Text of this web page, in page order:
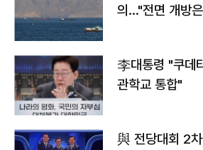
의…"전면 개방
李대통령 "쿠데
관학교 통합"
與 전당대회 2